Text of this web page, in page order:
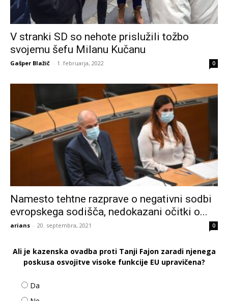
V stranki SD so nehote prislužili tožbo
svojemu šefu Milanu Kučanu
Gašper Blažič - 1. februarja, 2022 0
Namesto tehtne razprave o negativni sodbi
evropskega sodišča, nedokazani očitki o...
arians - 20. septembra, 2021 0
Ali je kazenska ovadba proti Tanji Fajon zaradi njenega
poskusa osvojitve visoke funkcije EU upravičena?
Da